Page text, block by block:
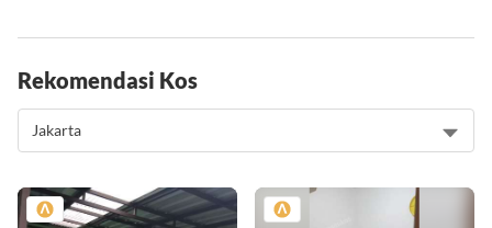
Rekomendasi Kos